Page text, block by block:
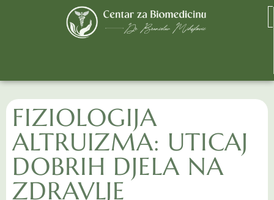
FIZIOLOGIJA
ALTRUIZMA: UTICAJ
DOBRIH DJELA NA
ZDRAVLJE